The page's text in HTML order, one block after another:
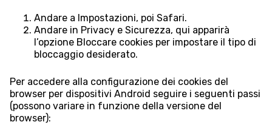
Andare a Impostazioni, poi Safari.
Andare in Privacy e Sicurezza, qui apparirà
l’opzione Bloccare cookies per impostare il tipo di
bloccaggio desiderato.
Per accedere alla configurazione dei cookies del
browser per dispositivi Android seguire i seguenti passi
(possono variare in funzione della versione del
browser):